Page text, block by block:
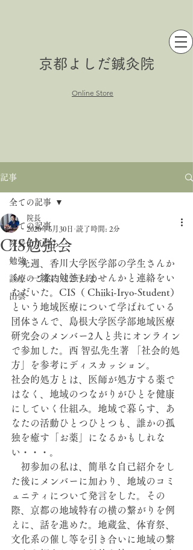
京都よしだ鍼灸院
Online Store
記事
全ての記事
院長の気持ち
勉強
診療のご案内（ご予約）
出雲
全ての記事
CIS勉強会
院長
2020年6月30日 読了時間: 2分
先週、香川大学医学部の学生さんか
ら、一緒に勉強しませんかと連絡をい
ただいた。CIS（ Chiiki-Iryo-Student）
という地域医療について学ばれている
団体さんで、島根大学医学部地域医療
研究会のメンバー2人と共にオンライン
で参加した。西 智弘先生著 「社会的処
方」を参考にディスカッション。
社会的処方とは、医師が処方する薬で
はなく、地域のつながりがひとを健康
にしていく仕組み。地域で暮らす、あ
なたの活動ひとつひとつも、誰かの孤
独を癒す「お薬」になるかもしれな
い・・・。
初参加の私は、簡単な自己紹介をし
た後にメンバーに加わり、地域のコミ
ュニティについて発言をした。その
際、京都の地域特有の横の繋がりを例
えに、話を進めた。地蔵盆、体育祭、
文化系の催し等を引き合いに地域の繋